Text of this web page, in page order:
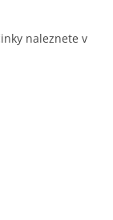
naleznete v